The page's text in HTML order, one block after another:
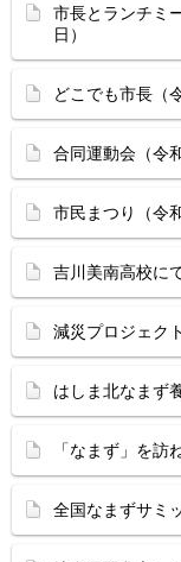
市長とランチミ
日）
どこでも市長（
合同運動会（令
市民まつり（令
吉川美南高校に
減災プロジェク
はしま北なまず
「なまず」を訪
全国なまずサミ